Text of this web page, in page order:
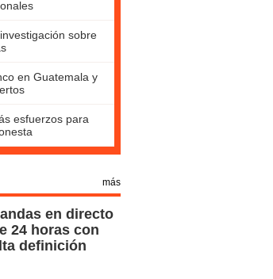
sobre
en Guatemala y
esfuerzos para
más
en directo
24 horas con
definición